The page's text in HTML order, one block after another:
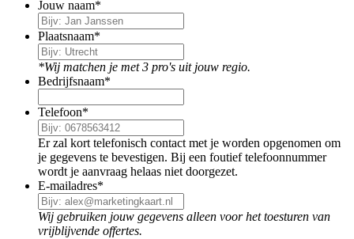
Jouw naam*
Plaatsnaam*
*Wij matchen je met 3 pro's uit jouw regio.
Bedrijfsnaam*
Telefoon*
Er zal kort telefonisch contact met je worden opgenomen om
je gegevens te bevestigen. Bij een foutief telefoonnummer
wordt je aanvraag helaas niet doorgezet.
E-mailadres*
Wij gebruiken jouw gegevens alleen voor het toesturen van
vrijblijvende offertes.